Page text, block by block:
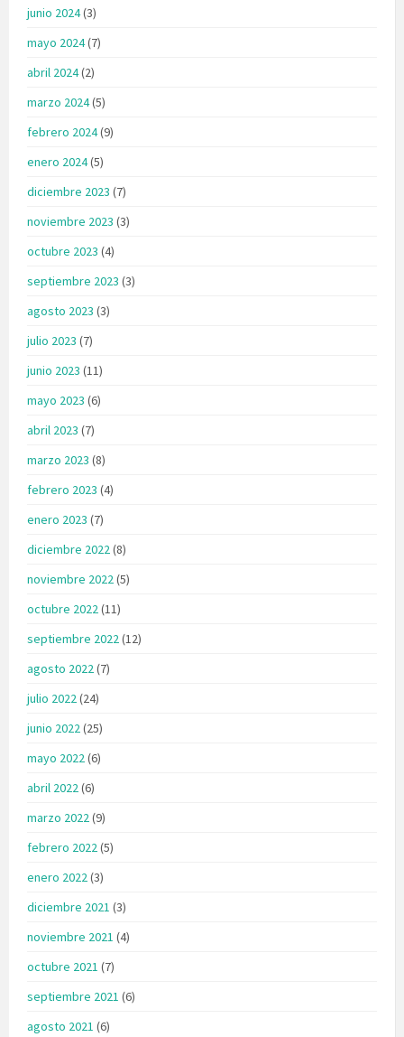
junio 2024(3)
mayo 2024(7)
abril 2024(2)
marzo 2024(5)
febrero 2024(9)
enero 2024(5)
diciembre 2023 (7)
noviembre 2023 (3)
octubre 2023 (4)
septiembre 2023 (3)
agosto 2023 (3)
julio 2023 (7)
junio 2023 (11)
mayo 2023 (6)
abril 2023 (7)
marzo 2023 (8)
febrero 2023 (4)
enero 2023 (7)
diciembre 2022(8)
noviembre 2022(5)
octubre 2022(11)
septiembre 2022(12)
agosto 2022(7)
julio 2022(24)
junio 2022(25)
mayo 2022(6)
abril 2022(6)
marzo 2022(9)
febrero 2022(5)
enero 2022(3)
diciembre 2021 (3)
noviembre 2021 (4)
octubre 2021 (7)
septiembre 2021 (6)
agosto 2021 (6)